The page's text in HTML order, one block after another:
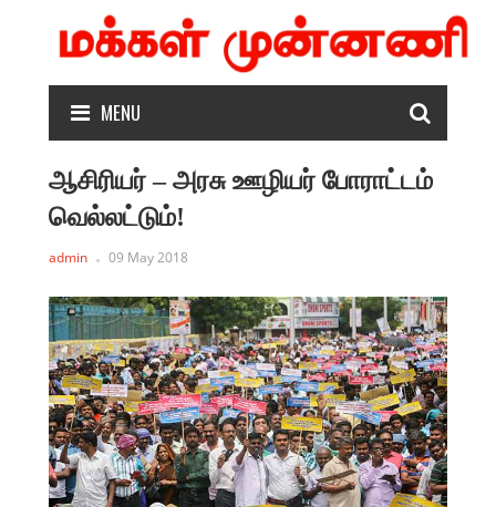
MENU
ஆசிரியர் – அரசு ஊழியர் போராட்டம்
வெல்லட்டும்!
admin 09 May 2018